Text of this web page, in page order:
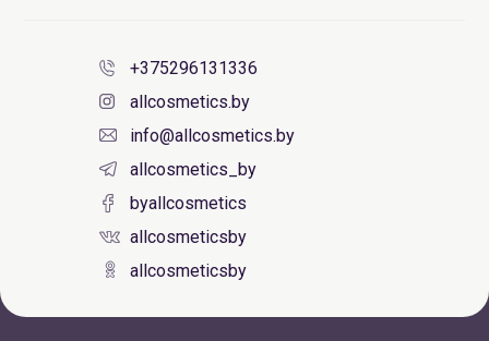
+375296131336
allcosmetics.by
info@allcosmetics.by
allcosmetics_by
byallcosmetics
allcosmeticsby
allcosmeticsby